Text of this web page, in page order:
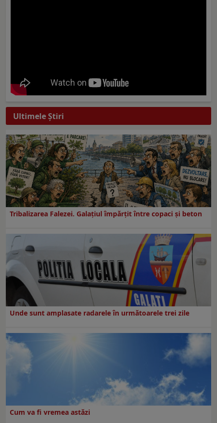
Ultimele Ştiri
Tribalizarea Falezei. Galațiul împărțit între copaci și beton
Unde sunt amplasate radarele în următoarele trei zile
Cum va fi vremea astăzi